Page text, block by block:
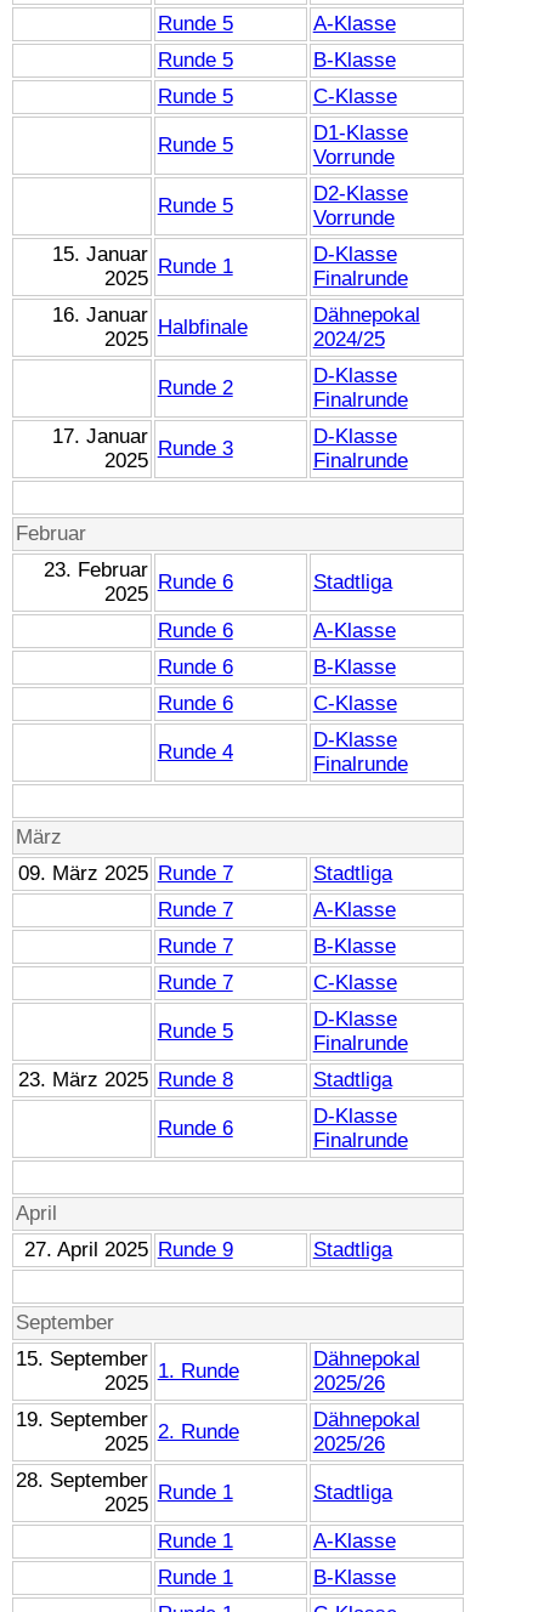
Runde 5
A-Klasse
Runde 5
B-Klasse
Runde 5
C-Klasse
Runde 5
D1-Klasse
Vorrunde
Runde 5
D2-Klasse
Vorrunde
15. Januar
2025
Runde 1
D-Klasse
Finalrunde
16. Januar
2025
Halbfinale
Dähnepokal
2024/25
Runde 2
D-Klasse
Finalrunde
17. Januar
2025
Runde 3
D-Klasse
Finalrunde
Februar
23. Februar
2025
Runde 6 Stadtliga
Runde 6
A-Klasse
Runde 6
B-Klasse
Runde 6
C-Klasse
Runde 4
D-Klasse
Finalrunde
März
09. März 2025 Runde 7
Stadtliga
Runde 7
A-Klasse
Runde 7
B-Klasse
Runde 7
C-Klasse
Runde 5
D-Klasse
Finalrunde
23. März 2025 Runde 8 Stadtliga
Runde 6
D-Klasse
Finalrunde
April
27. April 2025 Runde 9 Stadtliga
September
15. September
2025
1. Runde
Dähnepokal
2025/26
19. September
2025
2. Runde
Dähnepokal
2025/26
28. September
2025
Runde 1 Stadtliga
Runde 1
A-Klasse
Runde 1
B-Klasse